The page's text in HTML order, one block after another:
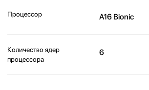
Процессор A16 Bionic
Количество ядер
процессора
6